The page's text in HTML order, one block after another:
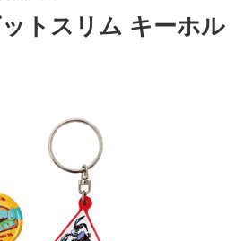
トスリム キーホル